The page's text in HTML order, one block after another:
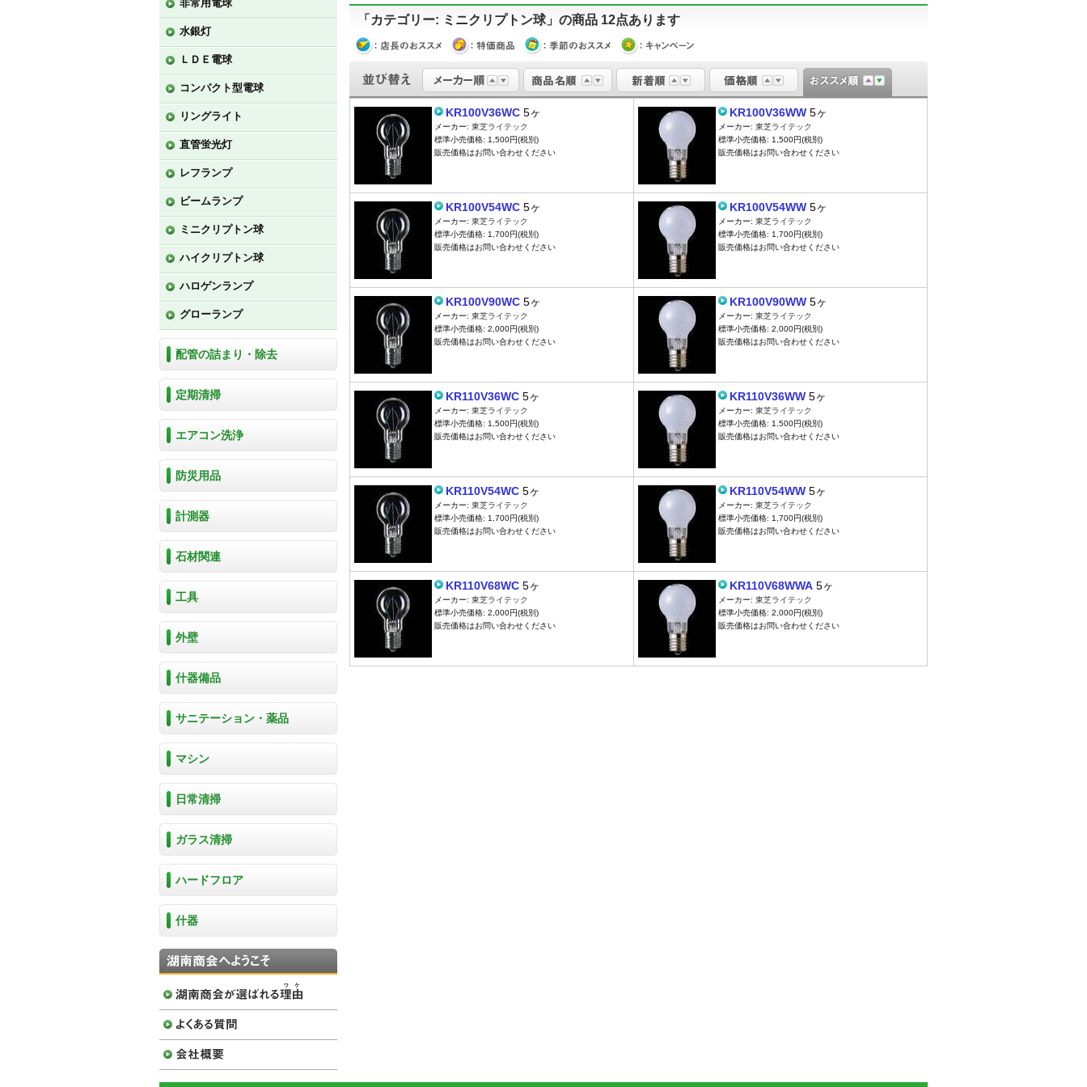
非常用電球
水銀灯
ＬＤＥ電球
コンパクト型電球
リングライト
直管蛍光灯
レフランプ
ビームランプ
ミニクリプトン球
ハイクリプトン球
ハロゲンランプ
グローランプ
配管の詰まり・除去
定期清掃
エアコン洗浄
防災用品
計測器
石材関連
工具
外壁
什器備品
サニテーション・薬品
マシン
日常清掃
ガラス清掃
ハードフロア
什器
「カテゴリー: ミニクリプトン球」の商品 12点あります
KR100V36WC 5ヶ
メーカー: 東芝ライテック
標準小売価格: 1,500円(税別)
販売価格はお問い合わせください
KR100V36WW 5ヶ
メーカー: 東芝ライテック
標準小売価格: 1,500円(税別)
販売価格はお問い合わせください
KR100V54WC 5ヶ
メーカー: 東芝ライテック
標準小売価格: 1,700円(税別)
販売価格はお問い合わせください
KR100V54WW 5ヶ
メーカー: 東芝ライテック
標準小売価格: 1,700円(税別)
販売価格はお問い合わせください
KR100V90WC 5ヶ
メーカー: 東芝ライテック
標準小売価格: 2,000円(税別)
販売価格はお問い合わせください
KR100V90WW 5ヶ
メーカー: 東芝ライテック
標準小売価格: 2,000円(税別)
販売価格はお問い合わせください
KR110V36WC 5ヶ
メーカー: 東芝ライテック
標準小売価格: 1,500円(税別)
販売価格はお問い合わせください
KR110V36WW 5ヶ
メーカー: 東芝ライテック
標準小売価格: 1,500円(税別)
販売価格はお問い合わせください
KR110V54WC 5ヶ
メーカー: 東芝ライテック
標準小売価格: 1,700円(税別)
販売価格はお問い合わせください
KR110V54WW 5ヶ
メーカー: 東芝ライテック
標準小売価格: 1,700円(税別)
販売価格はお問い合わせください
KR110V68WC 5ヶ
メーカー: 東芝ライテック
標準小売価格: 2,000円(税別)
販売価格はお問い合わせください
KR110V68WWA 5ヶ
メーカー: 東芝ライテック
標準小売価格: 2,000円(税別)
販売価格はお問い合わせください